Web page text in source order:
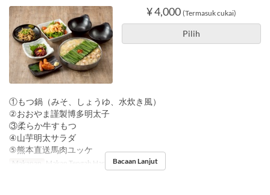
¥ 4,000 (Termasuk cukai)
Pilih
①もつ鍋（みそ、しょうゆ、水炊き風）
②おおやま謹製博多明太子
③柔らか牛すもつ
④山芋明太サラダ
⑤熊本直送馬肉ユッケ
Makanan Makan Tengah Hari, Makan Malam
Bacaan Lanjut